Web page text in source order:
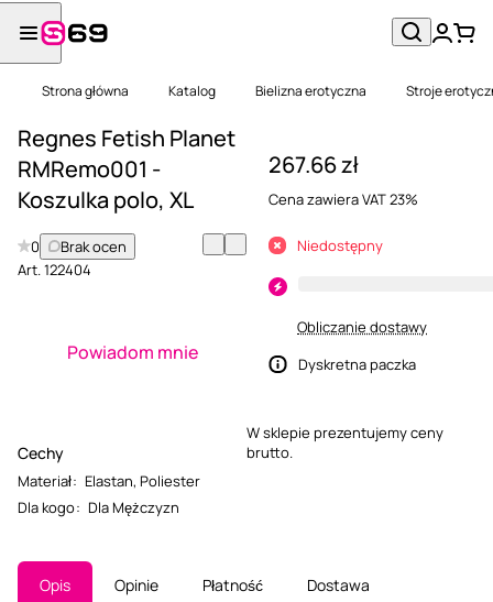
Strona główna Katalog Bielizna erotyczna Stroje
Regnes Fetish Planet
RMRemo001 -
Koszulka polo, XL
0
Brak ocen
Art.122404
Powiadom mnie
Cechy
Materiał: Elastan, Poliester
Dla kogo: Dla Mężczyzn
267.66 zł
Cena zawiera VAT 23%
Niedostępny
Obliczanie dostawy
Dyskretna paczka
W sklepie prezentujemy ceny
brutto.
Opis Opinie Płatność Dostawa